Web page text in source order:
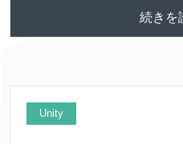
続き
Unity